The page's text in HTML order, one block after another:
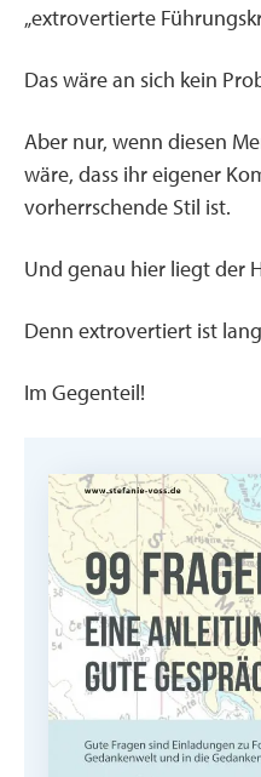
„extrovertierte
Das wäre an sich kein
Aber nur, wenn diesen
wäre, dass ihr eigener
vorherrschende Stil ist.
Und genau hier liegt der
Denn extrovertiert ist
Im Gegenteil!